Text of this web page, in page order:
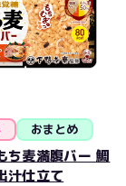
おまとめ
ち麦満腹バー 鯛
汁仕立て